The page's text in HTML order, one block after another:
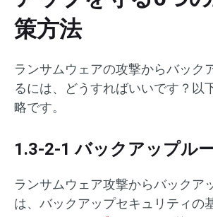
策方法
ランサムウェアの攻撃からバック
るには、どうすればいいです？以
略です。
1.3-2-1 バックアップル
ランサムウェア攻撃からバックア
は、バックアップセキュリティの